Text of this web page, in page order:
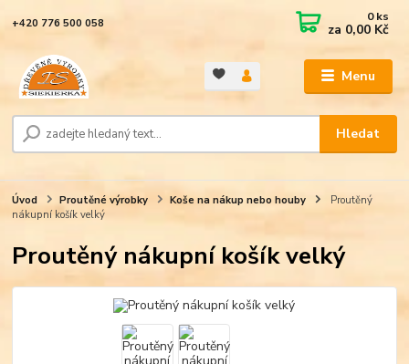
Menu
Hledat
+420 776 500 058 0ks
za 0,00 Kč
Úvod Proutěné výrobky Koše na nákup nebo houby
Proutěný
nákupní košík velký
Proutěný nákupní košík velký